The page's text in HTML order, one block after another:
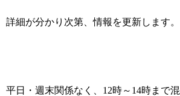
詳細が分かり次第、情報を更新します。
平日・週末関係なく、12時～14時まで混